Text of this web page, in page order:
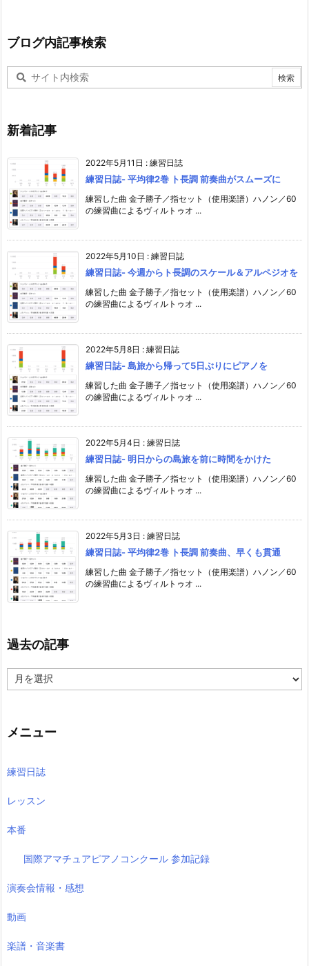
ブログ内記事検索
新着記事
2022年5月11日 : 練習日誌
練習日誌- 平均律2巻 ト長調 前奏曲がスムーズに
練習した曲 金子勝子／指セット（使用楽譜）ハノン／60
の練習曲によるヴィルトゥオ ...
2022年5月10日 : 練習日誌
練習日誌- 今週からト長調のスケール＆アルペジオを
練習した曲 金子勝子／指セット（使用楽譜）ハノン／60
の練習曲によるヴィルトゥオ ...
2022年5月8日 : 練習日誌
練習日誌- 島旅から帰って5日ぶりにピアノを
練習した曲 金子勝子／指セット（使用楽譜）ハノン／60
の練習曲によるヴィルトゥオ ...
2022年5月4日 : 練習日誌
練習日誌- 明日からの島旅を前に時間をかけた
練習した曲 金子勝子／指セット（使用楽譜）ハノン／60
の練習曲によるヴィルトゥオ ...
2022年5月3日 : 練習日誌
練習日誌- 平均律2巻 ト長調 前奏曲、早くも貫通
練習した曲 金子勝子／指セット（使用楽譜）ハノン／60
の練習曲によるヴィルトゥオ ...
過去の記事
去
事
メニュー
練習日誌
レッスン
本番
国際アマチュアピアノコンクール 参加記録
演奏会情報・感想
動画
楽譜・音楽書